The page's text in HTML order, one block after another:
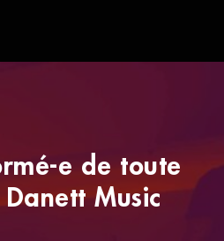
e de toute
Music